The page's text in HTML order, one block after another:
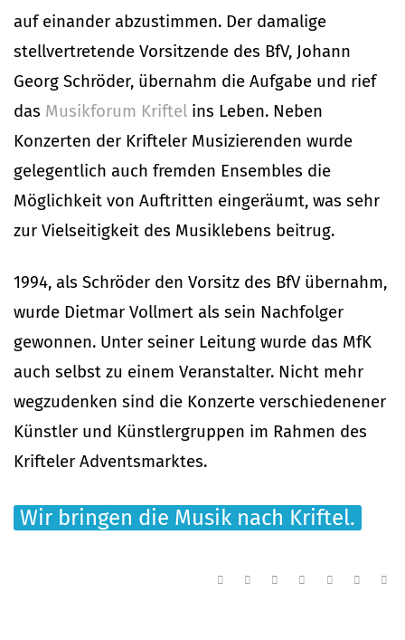
auf einander abzustimmen. Der damalige
stellvertretende Vorsitzende des BfV, Johann
Georg Schröder, übernahm die Aufgabe und rief
das Musikforum Kriftel ins Leben. Neben
Konzerten der Krifteler Musizierenden wurde
gelegentlich auch fremden Ensembles die
Möglichkeit von Auftritten eingeräumt, was sehr
zur Vielseitigkeit des Musiklebens beitrug.
1994, als Schröder den Vorsitz des BfV übernahm,
wurde Dietmar Vollmert als sein Nachfolger
gewonnen. Unter seiner Leitung wurde das MfK
auch selbst zu einem Veranstalter. Nicht mehr
wegzudenken sind die Konzerte verschiedenener
Künstler und Künstlergruppen im Rahmen des
Krifteler Adventsmarktes.
Wir bringen die Musik nach Kriftel.